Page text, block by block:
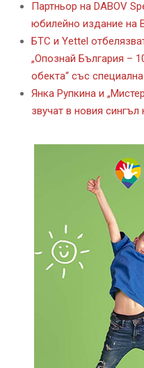
Партньор на DABOV
юбилейно издание на
БТС и Yettel
„Опознай България –
обекта“ със
Янка Рупкина и
звучат в новия сингъл